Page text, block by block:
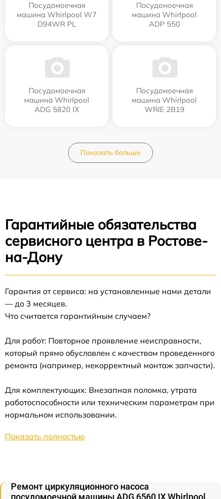
Посудомоечная
машина Whirlpool W7
D94WR PL
Посудомоечная
машина Whirlpool
ADP 550
Посудомоечная
машина Whirlpool
ADG 5820 IX
Посудомоечная
машина Whirlpool
WRIE 2B19
Показать больше
Гарантийные обязательства
сервисного центра в Ростове-
на-Дону
Гарантия от сервиса: на установленные нами детали
— до 3 месяцев.
Что считается гарантийным случаем?
Для работ: Повторное проявление неисправности,
который прямо обусловлен с качеством проведенного
ремонта (например, некорректный монтаж запчасти).
Для комплектующих: Внезапная поломка, утрата
работоспособности или техническим параметрам при
нормальном использовании.
Показать полностью
Ремонт циркуляционного насоса
посудомоечной машины ADG 6560 IX Whirlpool